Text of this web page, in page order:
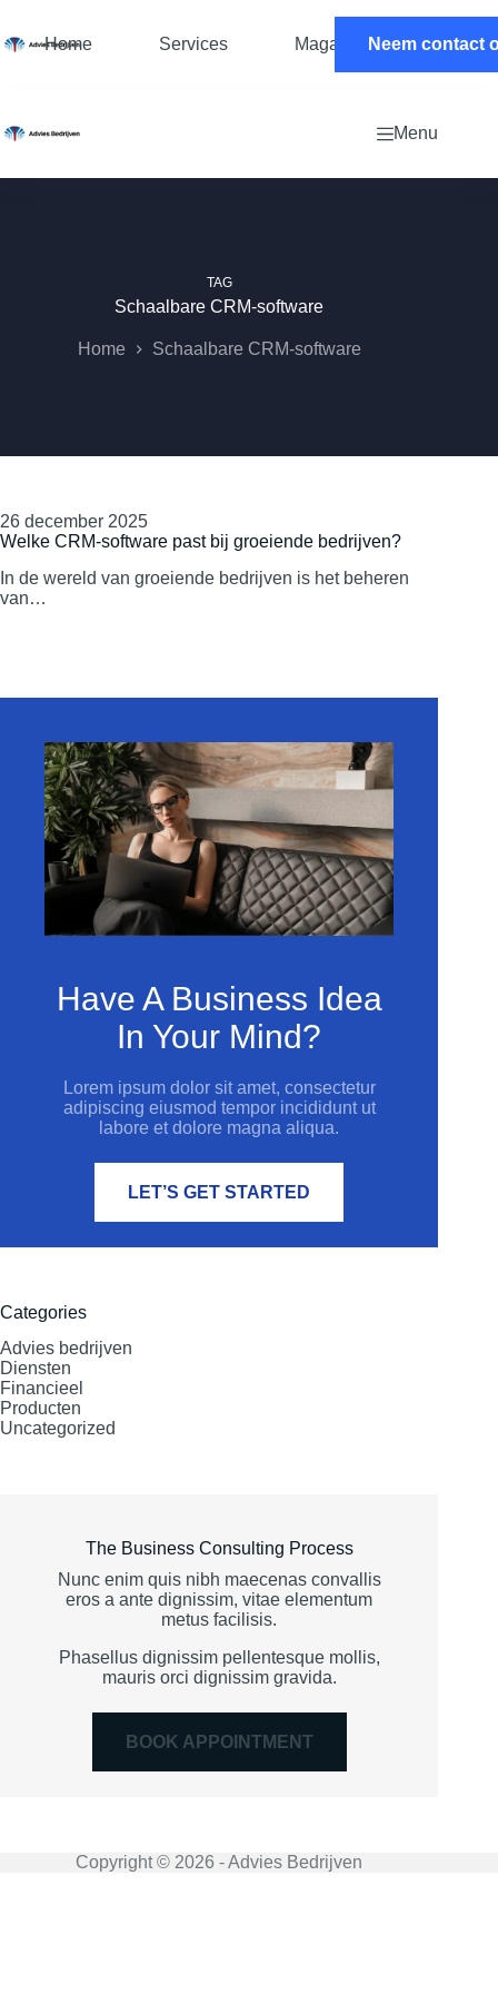
de
Home Services MagazineNeem contact
Menu
TAG
Schaalbare CRM-software
Home Schaalbare CRM-software
26 december 2025
Welke CRM-software past bij groeiende bedrijven?
In de wereld van groeiende bedrijven is het beheren
van…
Have A Business Idea
In Your Mind?
Lorem ipsum dolor sit amet, consectetur
adipiscing eiusmod tempor incididunt ut
labore et dolore magna aliqua.
LET’S GET STARTED
Categories
Advies bedrijven
Diensten
Financieel
Producten
Uncategorized
The Business Consulting Process
Nunc enim quis nibh maecenas convallis
eros a ante dignissim, vitae elementum
metus facilisis.
Phasellus dignissim pellentesque mollis,
mauris orci dignissim gravida.
BOOK APPOINTMENT
Copyright © 2026 - Advies Bedrijven